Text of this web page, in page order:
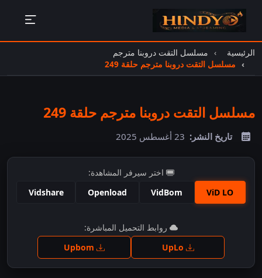
الرئيسية
مسلسل التقت دروبنا مترجم
مسلسل التقت دروبنا مترجم حلقة 249
مسلسل التقت دروبنا مترجم حلقة 249
تاريخ النشر: 23 أغسطس 2025
اختر سيرفر المشاهدة:
ViD LO
VidBom
Openload
Vidshare
اضغط للمشاهدة
روابط التحميل المباشرة: